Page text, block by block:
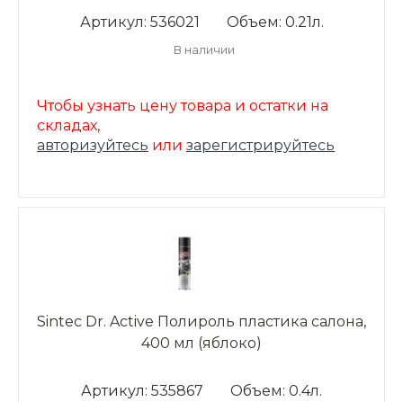
Артикул: 536021 Объем: 0.21л.
В наличии
Чтобы узнать цену товара и остатки на
складах,
авторизуйтесь или зарегистрируйтесь
Sintec Dr. Active Полироль пластика салона,
400 мл (яблоко)
Артикул: 535867 Объем: 0.4л.